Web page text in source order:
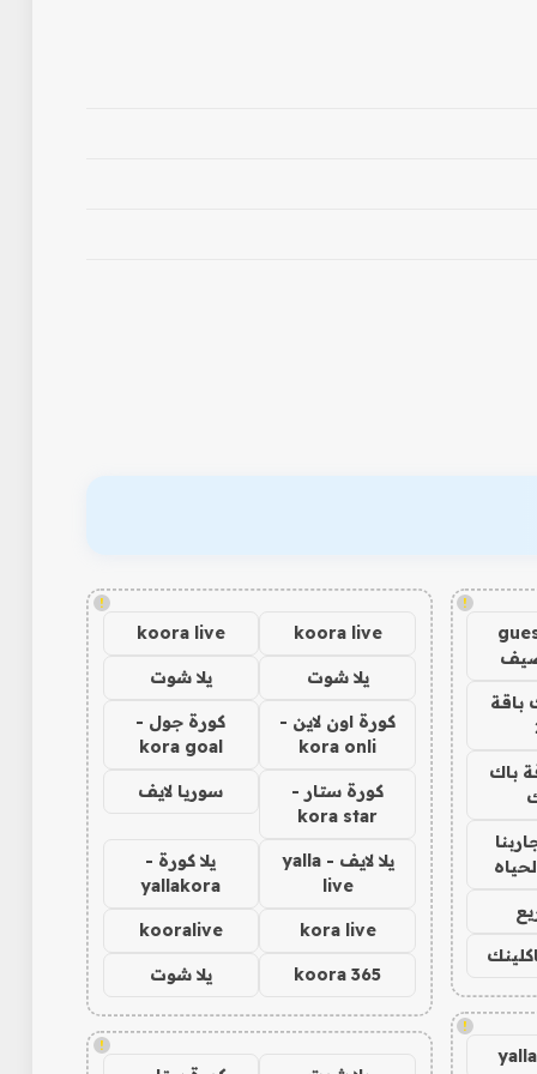
!
باقة
باك
!
!
koora live
koora live
يلا شوت يلا شوت
كورة اون لاين -
kora onli
كورة جول -
kora goal
كورة ستار -
kora star
سوريا لايف
يلا لايف - yalla
live
يلا كورة -
yallakora
kora live
kooralive
koora 365 يلا شوت
!